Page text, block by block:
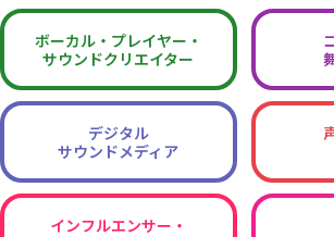
ボーカル・ プレイヤー・
サウンドクリエイター
デジタル
サウンドメディア
インフルエンサー・